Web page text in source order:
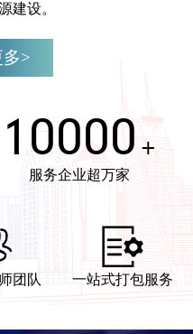
建设。
>
10000 +
服务企业超万家
团队 一站式打包服务